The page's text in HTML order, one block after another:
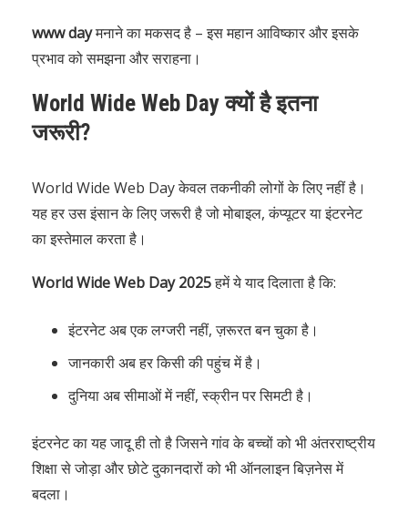
www dayमनाने का मकसद है – इस महान आविष्कार और इसके
प्रभाव को समझना और सराहना।
World Wide Web Day क्यों है इतना
जरूरी?
World Wide Web Day केवल तकनीकी लोगों के लिए नहीं है।
यह हर उस इंसान के लिए जरूरी है जो मोबाइल, कंप्यूटर या इंटरनेट
का इस्तेमाल करता है।
World Wide Web Day 2025हमें ये याद दिलाता है कि:
इंटरनेट अब एक लग्जरी नहीं, ज़रूरत बन चुका है।
जानकारी अब हर किसी की पहुंच में है।
दुनिया अब सीमाओं में नहीं, स्क्रीन पर सिमटी है।
इंटरनेट का यह जादू ही तो है जिसने गांव के बच्चों को भी अंतरराष्ट्रीय
शिक्षा से जोड़ा और छोटे दुकानदारों को भी ऑनलाइन बिज़नेस में
बदला।